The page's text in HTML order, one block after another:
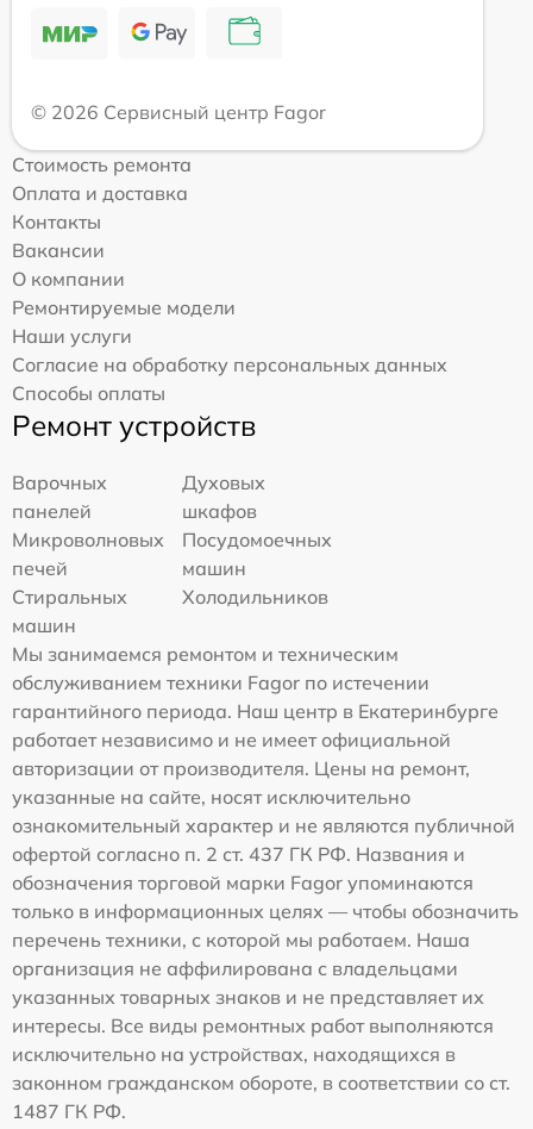
© 2026 Сервисный центр Fagor
Стоимость ремонта
Оплата и доставка
Контакты
Вакансии
О компании
Ремонтируемые модели
Наши услуги
Согласие на обработку персональных данных
Способы оплаты
Ремонт устройств
Варочных
панелей
Духовых
шкафов
Микроволновых
печей
Посудомоечных
машин
Стиральных
машин
Холодильников
Мы занимаемся ремонтом и техническим
обслуживанием техники Fagor по истечении
гарантийного периода. Наш центр в Екатеринбурге
работает независимо и не имеет официальной
авторизации от производителя. Цены на ремонт,
указанные на сайте, носят исключительно
ознакомительный характер и не являются публичной
офертой согласно п. 2 ст. 437 ГК РФ. Названия и
обозначения торговой марки Fagor упоминаются
только в информационных целях — чтобы обозначить
перечень техники, с которой мы работаем. Наша
организация не аффилирована с владельцами
указанных товарных знаков и не представляет их
интересы. Все виды ремонтных работ выполняются
исключительно на устройствах, находящихся в
законном гражданском обороте, в соответствии со ст.
1487 ГК РФ.